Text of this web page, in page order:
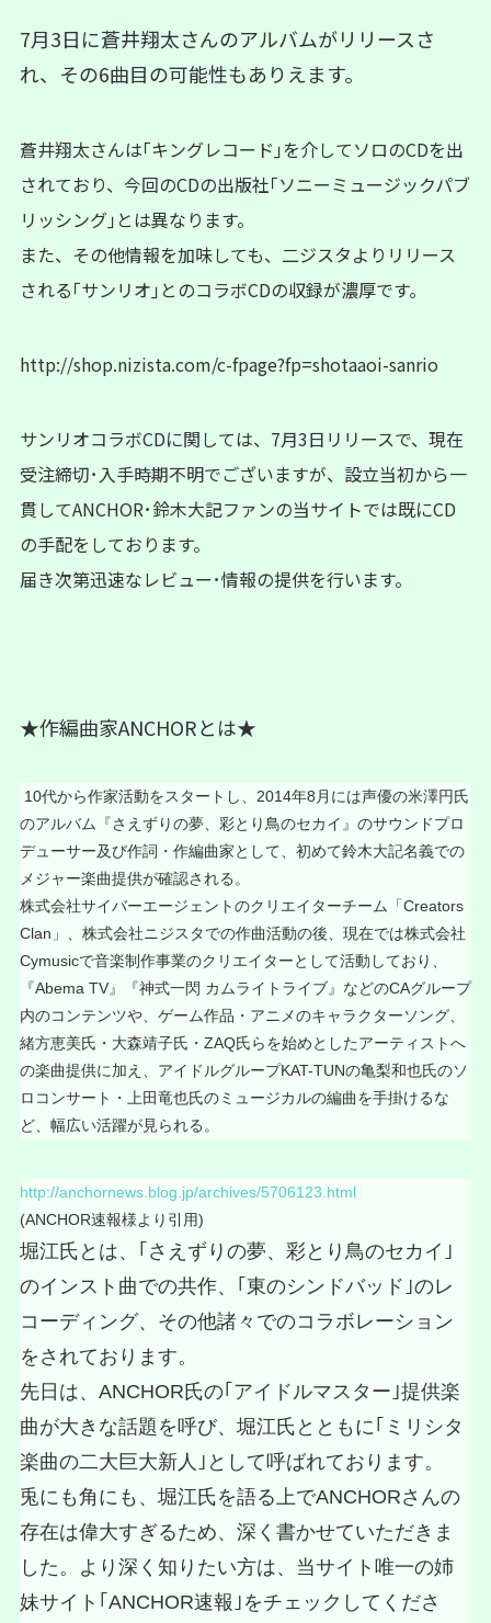
7月3日に蒼井翔太さんのアルバムがリリースさ
れ、その6曲目の可能性もありえます。
蒼井翔太さんは｢キングレコード｣を介してソロのCDを出
されており、今回のCDの出版社｢ソニーミュージックパブ
リッシング｣とは異なります。
また、その他情報を加味しても、二ジスタよりリリース
される｢サンリオ｣とのコラボCDの収録が濃厚です。
http://shop.nizista.com/c-fpage?fp=shotaaoi-sanrio
サンリオコラボCDに関しては、7月3日リリースで、現在
受注締切･入手時期不明でございますが、設立当初から一
貫してANCHOR･鈴木大記ファンの当サイトでは既にCD
の手配をしております。
届き次第迅速なレビュー･情報の提供を行います。
★作編曲家ANCHORとは★
10代から作家活動をスタートし、2014年8月には声優の米澤円氏
のアルバム『さえずりの夢、彩とり鳥のセカイ』のサウンドプロ
デューサー及び作詞・作編曲家として、初めて鈴木大記名義での
メジャー楽曲提供が確認される。
株式会社サイバーエージェントのクリエイターチーム「Creators
Clan」、株式会社ニジスタでの作曲活動の後、現在では株式会社
Cymusicで音楽制作事業のクリエイターとして活動しており、
『Abema TV』『神式一閃 カムライトライブ』などのCAグループ
内のコンテンツや、ゲーム作品・アニメのキャラクターソング、
緒方恵美氏・大森靖子氏・ZAQ氏らを始めとしたアーティストへ
の楽曲提供に加え、アイドルグループKAT-TUNの亀梨和也氏のソ
ロコンサート・上田竜也氏のミュージカルの編曲を手掛けるな
ど、幅広い活躍が見られる。
http://anchornews.blog.jp/archives/5706123.html
(ANCHOR速報様より引用)
堀江氏とは、｢さえずりの夢、彩とり鳥のセカイ｣
のインスト曲での共作、｢東のシンドバッド｣のレ
コーディング、その他諸々でのコラボレーション
をされております。
先日は、ANCHOR氏の｢アイドルマスター｣提供楽
曲が大きな話題を呼び、堀江氏とともに｢ミリシタ
楽曲の二大巨大新人｣として呼ばれております。
兎にも角にも、堀江氏を語る上でANCHORさんの
存在は偉大すぎるため、深く書かせていただきま
した。より深く知りたい方は、当サイト唯一の姉
妹サイト｢ANCHOR速報｣をチェックしてくださ